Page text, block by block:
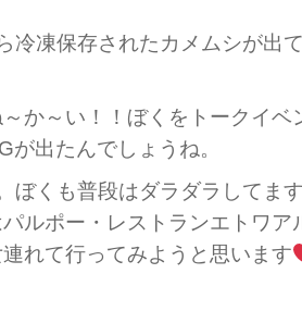
凍保存されたカメムシが出
か～い！！ぼくをトークイベ
出たんでしょうね。
ぼくも普段はダラダラしてます
ルポー・レストランエトワア
れて行ってみようと思います